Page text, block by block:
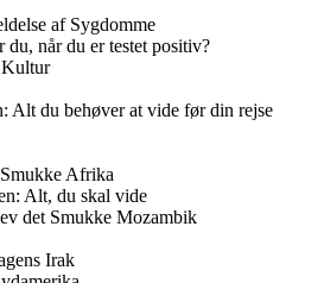
af Sygdomme
når du er testet positiv?
Alt du behøver at vide før din rejse
Afrika
Alt, du skal vide
det Smukke Mozambik
Irak